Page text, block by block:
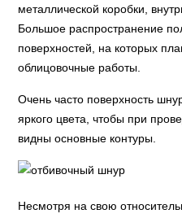
металлической коробки,
Большое распространение
поверхностей, на которых
облицовочные работы.
Очень часто поверхность
яркого цвета, чтобы при
видны основные контуры.
Несмотря на свою